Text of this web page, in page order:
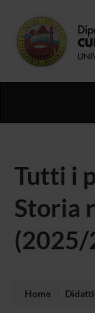
Tutti i
Storia
(2025/
Home